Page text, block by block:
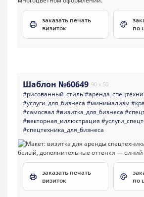
заказать печать
визиток
по
Шаблон №60649 90 x 50
#рисованный_стиль
#услуги_для_бизнеса #минимализм
#самосвал #визитка_для_бизнеса
#векторная_иллюстрация
#спецтехника_для_бизнеса
заказать печать
визиток
по